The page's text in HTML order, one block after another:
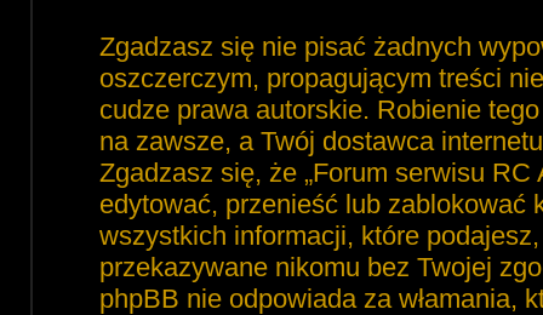
Zgadzasz się nie pisać żadnych
oszczerczym, propagującym treści
cudze prawa autorskie. Robienie
na zawsze, a Twój dostawca
Zgadzasz się, że „Forum serwisu
edytować, przenieść lub zablokować
wszystkich informacji, które
przekazywane nikomu bez Twojej
phpBB nie odpowiada za włamania,